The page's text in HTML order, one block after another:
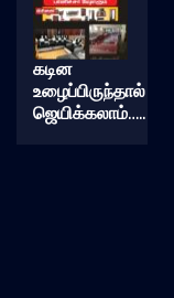
கடின
உழைப்பிருந்தால்
ஜெயிக்கலாம்…..